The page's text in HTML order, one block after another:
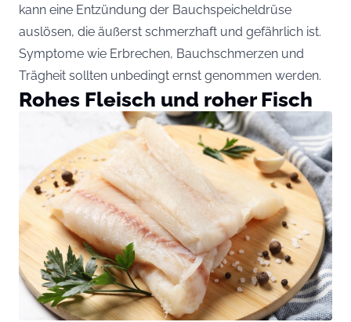
kann eine Entzündung der Bauchspeicheldrüse
auslösen, die äußerst schmerzhaft und gefährlich ist.
Symptome wie Erbrechen, Bauchschmerzen und
Trägheit sollten unbedingt ernst genommen werden.
Rohes Fleisch und roher Fisch